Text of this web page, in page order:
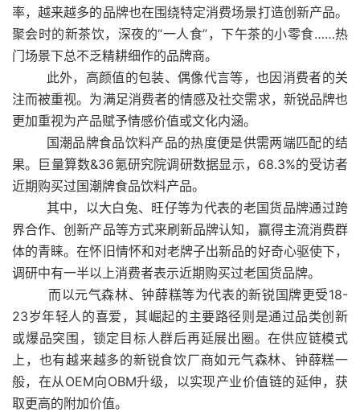
率，越来越多的品牌也在围绕特定消费场景打造创新产品。
聚会时的新茶饮，深夜的“一人食”，下午茶的小零食……热
门场景下总不乏精耕细作的品牌商。
此外，高颜值的包装、偶像代言等，也因消费者的关
注而被重视。为满足消费者的情感及社交需求，新锐品牌也
更加重视为产品赋予情感价值或文化内涵。
国潮品牌食品饮料产品的热度便是供需两端匹配的结
果。巨量算数&36氪研究院调研数据显示，68.3%的受访者
近期购买过国潮牌食品饮料产品。
其中，以大白兔、旺仔等为代表的老国货品牌通过跨
界合作、创新产品等方式来刷新品牌认知，赢得主流消费群
体的青睐。在怀旧情怀和对老牌子出新品的好奇心驱使下，
调研中有一半以上消费者表示近期购买过老国货品牌。
而以元气森林、钟薛糕等为代表的新锐国牌更受18-
23岁年轻人的喜爱，其崛起的主要路径则是通过品类创新
或爆品突围，锁定目标人群后再延展出圈。在供应链模式
上，也有越来越多的新锐食饮厂商如元气森林、钟薛糕一
般，在从OEM向OBM升级，以实现产业价值链的延伸，获
取更高的附加价值。